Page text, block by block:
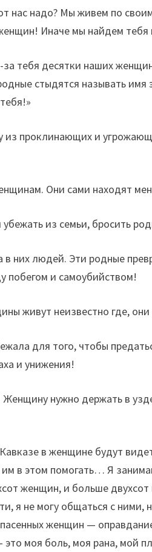
нас надо? Мы живем по
Иначе мы найдем
тебя десятки наших
стыдятся называть
из проклинающих и
Они сами находят
из семьи, бросить
них людей. Эти родные
побегом и самоубийством!
живут неизвестно где,
для того, чтобы
и унижения!
нужно держать в
в женщине будут
в этом помогать… Я
женщин, и больше
я не могу общаться с
женщин —
это моя боль, моя рана, мой